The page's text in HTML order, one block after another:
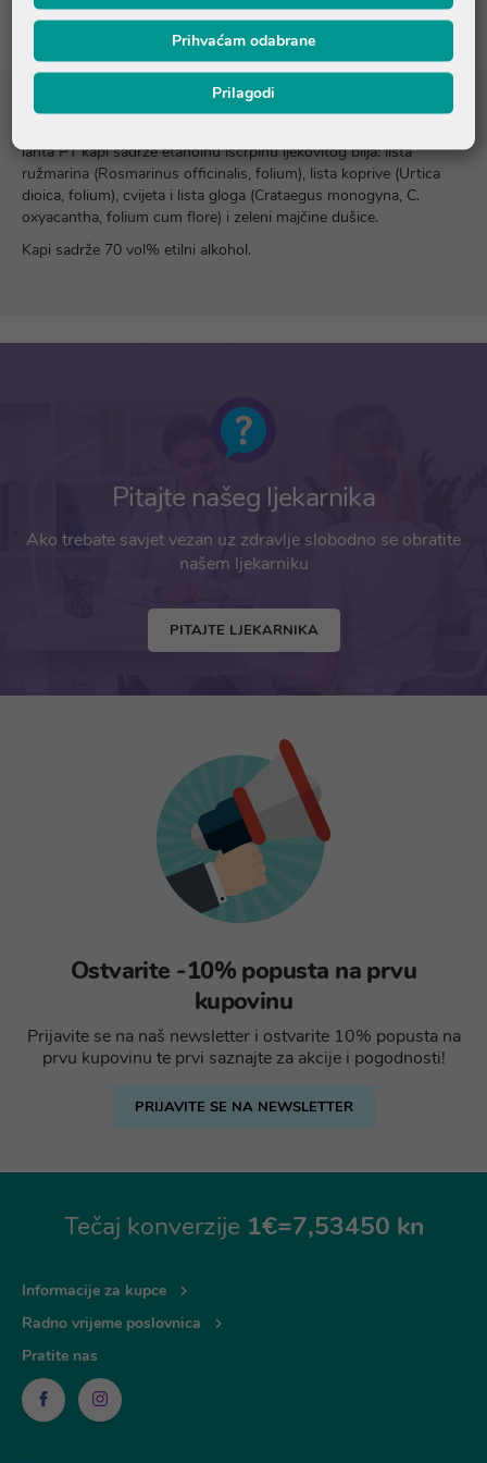
lanta PT kapi sadrže etanolnu iscrpinu ljekovitog bilja: lista
ružmarina (Rosmarinus officinalis, folium), lista koprive (Urtica
dioica, folium), cvijeta i lista gloga (Crataegus monogyna, C.
oxyacantha, folium cum flore) i zeleni majčine dušice.
Kapi sadrže 70 vol% etilni alkohol.
Pitajte našeg ljekarnika
Ako trebate savjet vezan uz zdravlje slobodno se obratite
našem ljekarniku
PITAJTE LJEKARNIKA
Ostvarite -10% popusta na prvu
kupovinu
Prijavite se na naš newsletter i ostvarite 10% popusta na
prvu kupovinu te prvi saznajte za akcije i pogodnosti!
PRIJAVITE SE NA NEWSLETTER
Tečaj konverzije 1€=7,53450 kn
Informacije za kupce
Radno vrijeme poslovnica
Pratite nas
Prihvaćam odabrane
Prilagodi